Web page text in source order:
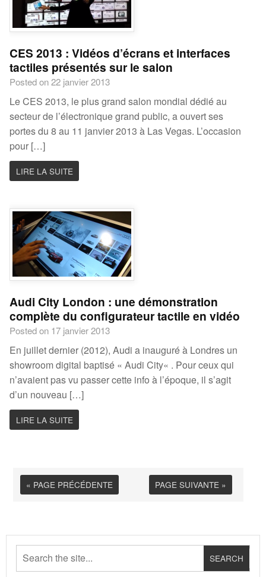
CES 2013 : Vidéos d’écrans et interfaces
tactiles présentés sur le salon
Posted on 22 janvier 2013
Le CES 2013, le plus grand salon mondial dédié au
secteur de l’électronique grand public, a ouvert ses
portes du 8 au 11 janvier 2013 à Las Vegas. L’occasion
pour […]
LIRE LA SUITE
Audi City London : une démonstration
complète du configurateur tactile en vidéo
Posted on 17 janvier 2013
En juillet dernier (2012), Audi a inauguré à Londres un
showroom digital baptisé « Audi City« . Pour ceux qui
n’avaient pas vu passer cette info à l’époque, il s’agit
d’un nouveau […]
LIRE LA SUITE
« PAGE PRÉCÉDENTE PAGE SUIVANTE »